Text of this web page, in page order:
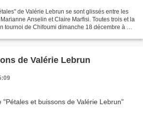
de Valérie Lebrun se sont glissés entre les
Anselin et Claire Marfisi. Toutes trois et la
tournoi de Chifoumi dimanche 18 décembre à 16
de Valérie Lebrun